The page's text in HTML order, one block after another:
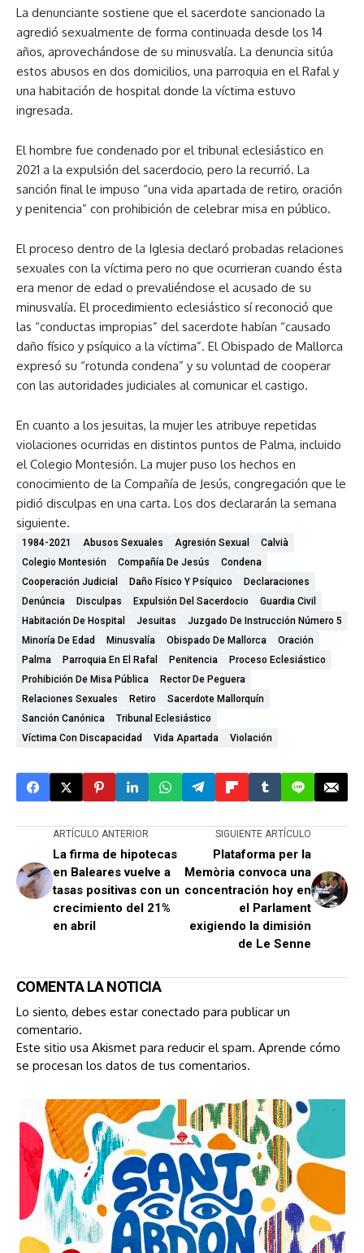
La denunciante sostiene que el sacerdote sancionado la
agredió sexualmente de forma continuada desde los 14
años, aprovechándose de su minusvalía. La denuncia sitúa
estos abusos en dos domicilios, una parroquia en el Rafal y
una habitación de hospital donde la víctima estuvo
ingresada.
El hombre fue condenado por el tribunal eclesiástico en
2021 a la expulsión del sacerdocio, pero la recurrió. La
sanción final le impuso “una vida apartada de retiro, oración
y penitencia” con prohibición de celebrar misa en público.
El proceso dentro de la Iglesia declaró probadas relaciones
sexuales con la víctima pero no que ocurrieran cuando ésta
era menor de edad o prevaliéndose el acusado de su
minusvalía. El procedimiento eclesiástico sí reconoció que
las “conductas impropias” del sacerdote habían “causado
daño físico y psíquico a la víctima”. El Obispado de Mallorca
expresó su “rotunda condena” y su voluntad de cooperar
con las autoridades judiciales al comunicar el castigo.
En cuanto a los jesuitas, la mujer les atribuye repetidas
violaciones ocurridas en distintos puntos de Palma, incluido
el Colegio Montesión. La mujer puso los hechos en
conocimiento de la Compañía de Jesús, congregación que le
pidió disculpas en una carta. Los dos declararán la semana
siguiente.
1984-2021 Abusos Sexuales Agresión Sexual
Calvià
Colegio Montesión
Compañía De Jesús
Condena
Cooperación Judicial
Daño Físico Y Psíquico
Declaraciones
Denúncia
Disculpas Expulsión Del Sacerdocio
Guardia Civil
Habitación De Hospital
Jesuitas
Juzgado De Instrucción Número 5
Minoría De Edad
Minusvalía Obispado De Mallorca
Oración
Palma
Parroquia En El Rafal Penitencia
Proceso Eclesiástico
Prohibición De Misa Pública
Rector De Peguera
Relaciones Sexuales
Retiro
Sacerdote Mallorquín
Sanción Canónica
Tribunal Eclesiástico
Víctima Con Discapacidad
Vida Apartada Violación
ARTÍCULO ANTERIOR
La firma de hipotecas
en Baleares vuelve a
tasas positivas con un
crecimiento del 21%
en abril
SIGUIENTE ARTÍCULO
Plataforma per la
Memòria convoca una
concentración hoy en
el Parlament
exigiendo la dimisión
de Le Senne
COMENTA LA NOTICIA
Lo siento, debes estar conectado para publicar un
comentario.
Este sitio usa Akismet para reducir el spam. Aprende cómo
se procesan los datos de tus comentarios.